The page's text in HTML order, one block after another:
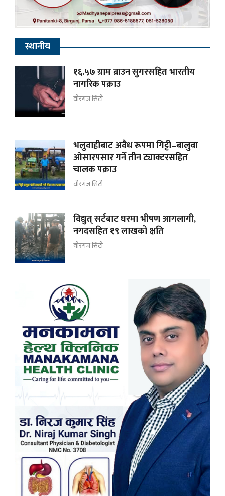
स्थानीय
१६.५७ ग्राम ब्राउन सुगरसहित भारतीय
नागरिक पक्राउ
वीरगंज सिटी
भलुवाहीबाट अवैध रूपमा गिट्टी–बालुवा
ओसारपसार गर्ने तीन ट्याक्टरसहित
चालक पक्राउ
वीरगंज सिटी
विद्युत् सर्टबाट घरमा भीषण आगलागी,
नगदसहित १९ लाखको क्षति
वीरगंज सिटी